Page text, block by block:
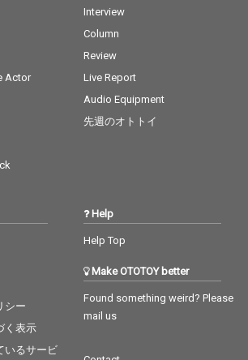
Actor
Interview
Column
Review
Live Report
Audio Equipment
先週のオトトイ
シー
く表示
いるサービ
Help
Help Top
Make OTOTOY better
Found something weird? Please
mail us